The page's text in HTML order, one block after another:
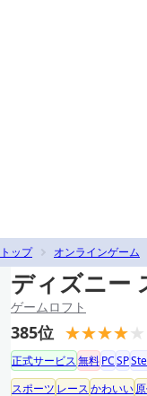
トップ オンラインゲーム
ディズニー
ゲームロフト
385位
正式サービス無料PCSP
スポーツ レースかわいい